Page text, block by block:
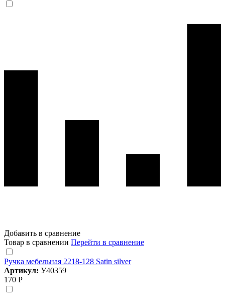
Добавить в сравнение
Товар в сравнении Перейти в сравнение
Ручка мебельная 2218-128 Satin silver
Артикул: У40359
170 Р